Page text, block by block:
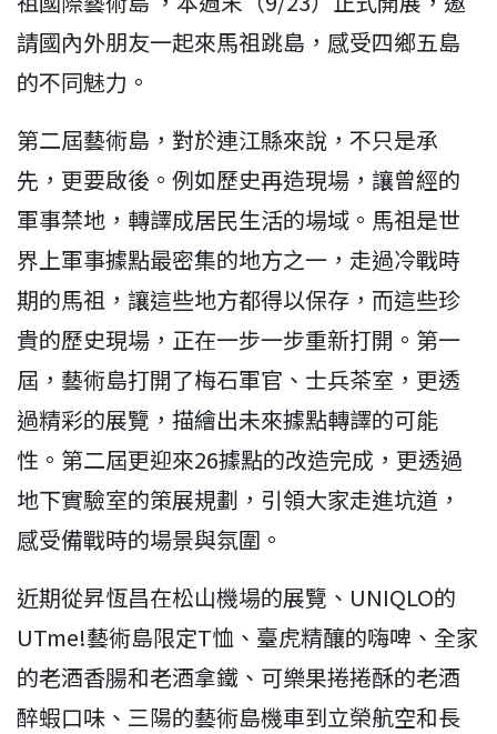
請國內外朋友一起來馬祖跳島，感受四鄉五島
的不同魅力。
第二屆藝術島，對於連江縣來說，不只是承
先，更要啟後。例如歷史再造現場，讓曾經的
軍事禁地，轉譯成居民生活的場域。馬祖是世
界上軍事據點最密集的地方之一，走過冷戰時
期的馬祖，讓這些地方都得以保存，而這些珍
貴的歷史現場，正在一步一步重新打開。第一
屆，藝術島打開了梅石軍官、士兵茶室，更透
過精彩的展覽，描繪出未來據點轉譯的可能
性。第二屆更迎來26據點的改造完成，更透過
地下實驗室的策展規劃，引領大家走進坑道，
感受備戰時的場景與氛圍。
近期從昇恆昌在松山機場的展覽、UNIQLO的
UTme!藝術島限定T恤、臺虎精釀的嗨啤、全家
的老酒香腸和老酒拿鐵、可樂果捲捲酥的老酒
醉蝦口味、三陽的藝術島機車到立榮航空和長